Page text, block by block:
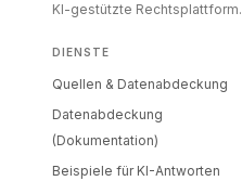
KI-gestützte Rechtsplattform.
DIENSTE
Quellen & Datenabdeckung
Datenabdeckung
(Dokumentation)
Beispiele für KI-Antworten